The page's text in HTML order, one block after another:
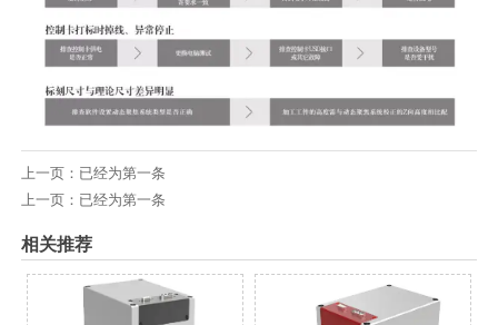
上一页：已经为第一条
上一页：已经为第一条
相关推荐